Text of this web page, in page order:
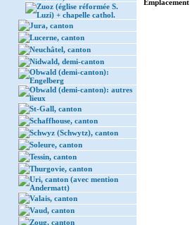
Zuoz (église réformée S.
Luzi) + chapelle cathol.
Jura, canton
Lucerne, canton
Neuchâtel, canton
Nidwald, demi-canton
Obwald (demi-canton):
Engelberg
Obwald (demi-canton): autres
lieux
St-Gall, canton
Schaffhouse, canton
Schwyz (Schwytz), canton
Soleure, canton
Tessin, canton
Thurgovie, canton
Uri, canton (avec mention
Andermatt)
Valais, canton
Vaud, canton
Zoug, canton